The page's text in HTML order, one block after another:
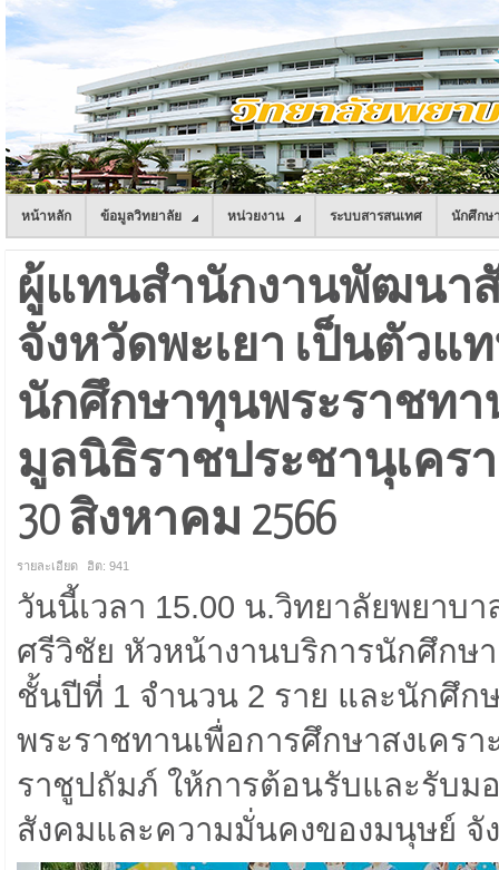
หน้าหลัก ข้อมูลวิทยาลัย หน่วยงาน ระบบสารสนเทศ นักศึกษ
ผู้แทนสำนักงานพัฒนา
จังหวัดพะเยา เป็นตัวแ
นักศึกษาทุนพระราชทา
มูลนิธิราชประชานุเคร
30 สิงหาคม 2566
รายละเอียด ฮิต: 941
วันนี้เวลา 15.00 น.วิทยาลัยพยาบ
ศรีวิชัย หัวหน้างานบริการนักศึก
ชั้นปีที่ 1 จำนวน 2 ราย และนักศึ
พระราชทานเพื่อการศึกษาสงเคร
ราชูปถัมภ์ ให้การต้อนรับและรับ
สังคมและความมั่นคงของมนุษย์ จั